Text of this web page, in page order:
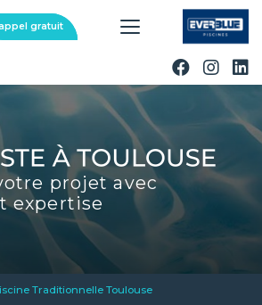
gratuit
projet avec
expertise
Traditionnelle Toulouse